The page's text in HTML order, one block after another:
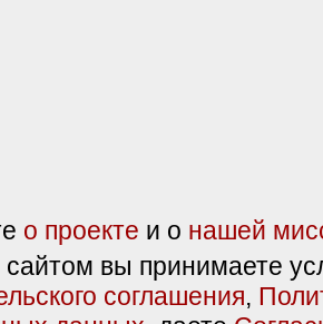
о проекте и о нашей
сайтом вы принимаете
соглашения,